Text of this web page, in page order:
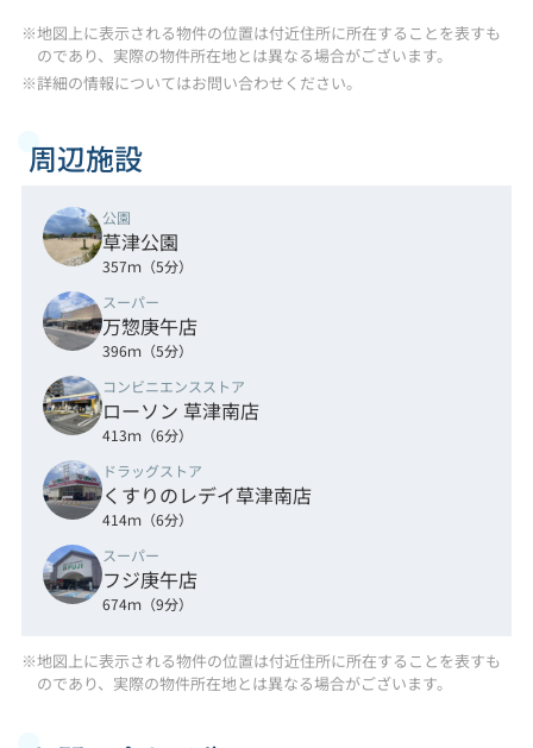
※地図上に表示される物件の位置は付近住所に所在することを表すも
のであり、実際の物件所在地とは異なる場合がございます。
※詳細の情報についてはお問い合わせください。
周辺施設
公園
草津公園
357ｍ（5分）
スーパー
万惣庚午店
396ｍ（5分）
コンビニエンスストア
ローソン 草津南店
413ｍ（6分）
ドラッグストア
くすりのレデイ草津南店
414ｍ（6分）
スーパー
フジ庚午店
674ｍ（9分）
※地図上に表示される物件の位置は付近住所に所在することを表すも
のであり、実際の物件所在地とは異なる場合がございます。